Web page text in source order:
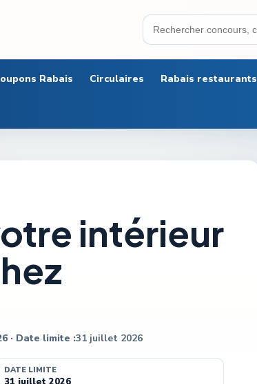
Rabais Circulaires Rabais restaurants
intérieur
· Date limite :31 juillet 2026
DATE LIMITE